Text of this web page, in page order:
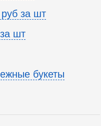
за шт
шт
букеты